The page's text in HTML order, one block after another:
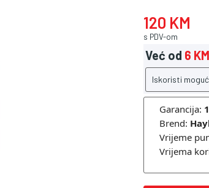
120 KM
s PDV-om
Već od 6 KM
Iskoristi
Garancija:
Brend:
Vrijeme
Vrijema